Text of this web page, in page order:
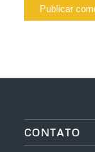
CONTATO